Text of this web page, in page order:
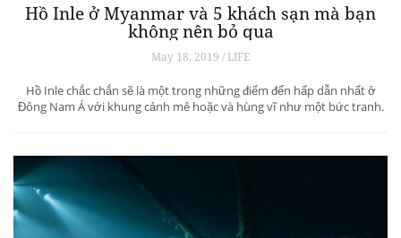
Hồ Inle ở Myanmar và 5 khách sạn mà bạn
không nên bỏ qua
May 18, 2019 / LIFE
Hồ Inle chắc chắn sẽ là một trong những điểm đến hấp dẫn nhất ở
Đông Nam Á với khung cảnh mê hoặc và hùng vĩ như một bức tranh.